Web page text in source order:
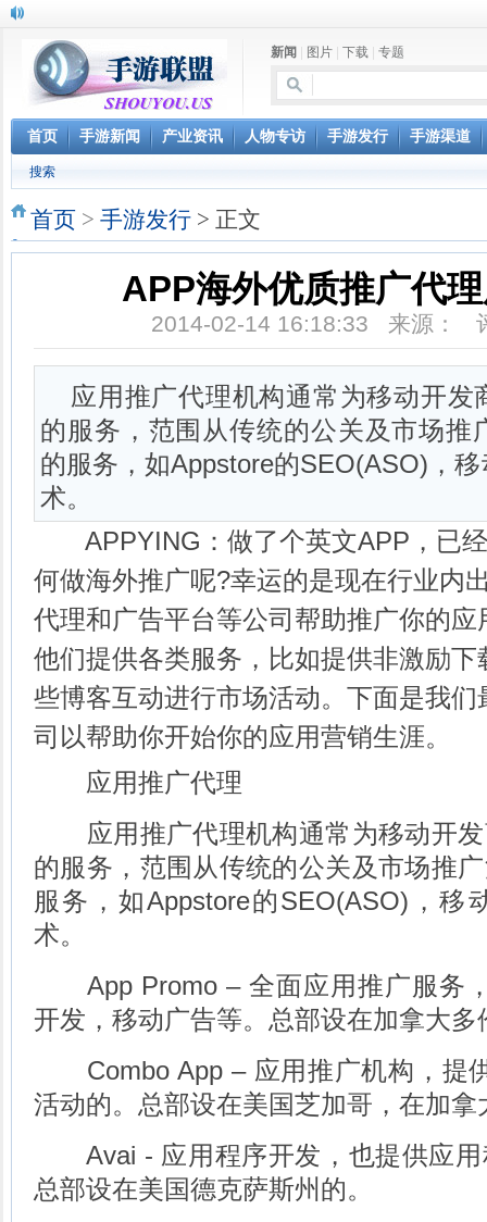
新闻 图片 下载 专题
首页 手游新闻 产业资讯 人物专访 手游发行 手游渠道
搜索
首页 > 手游发行 > 正文
APP海外优质推广代
2014-02-14 16:18:33 来源：
应用推广代理机构通常为移动开发
的服务，范围从传统的公关及市场推
的服务，如Appstore的SEO(ASO)，
术。
APPYING：做了个英文APP，已经
何做海外推广呢?幸运的是现在行业内
代理和广告平台等公司帮助推广你的
他们提供各类服务，比如提供非激励
些博客互动进行市场活动。下面是我
司以帮助你开始你的应用营销生涯。
应用推广代理
应用推广代理机构通常为移动开发
的服务，范围从传统的公关及市场推
服务，如Appstore的SEO(ASO)，移
术。
App Promo – 全面应用推广服务
开发，移动广告等。总部设在加拿大多
Combo App – 应用推广机构，提
活动的。总部设在美国芝加哥，在加
Avai - 应用程序开发，也提供应用
总部设在美国德克萨斯州的。